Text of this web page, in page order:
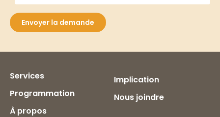
Envoyer la demande
Services
Programmation
À propos
Implication
Nous joindre